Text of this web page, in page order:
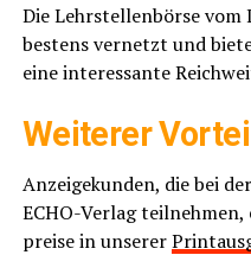
Die Lehr­stel­len­bör­se vom
bes­tens ver­netzt und
eine inter­es­san­te
Wei­te­rer
Anzei­ge­kun­den, die bei
ECHO-Ver­lag
prei­se in unse­rer